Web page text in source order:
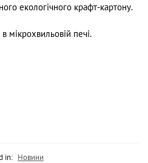
екологічного крафт-картону.
мікрохвильовій печі.
in: Новини